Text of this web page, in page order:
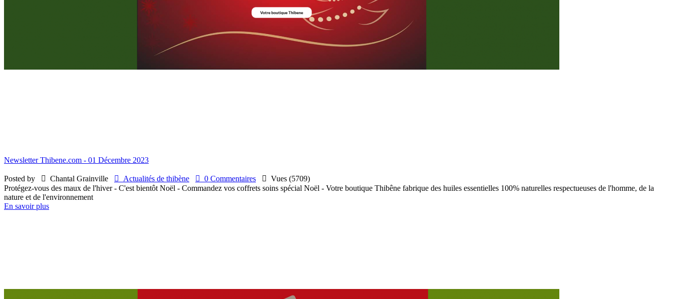
Newsletter Thibene.com - 01 Décembre 2023
Posted by  Chantal Grainville  Actualités de thibène  0 Commentaires  Vues (5709)
Protégez-vous des maux de l'hiver - C'est bientôt Noël - Commandez vos coffrets soins spécial Noël - Votre boutique Thibêne fabrique des huiles essentielles 100% naturelles respectueuses de l'homme, de la
nature et de l'environnement
En savoir plus